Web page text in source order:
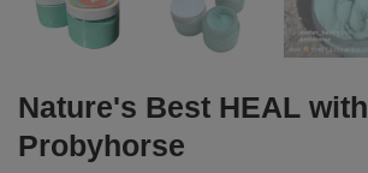
Nature's Best HEAL with
Probyhorse